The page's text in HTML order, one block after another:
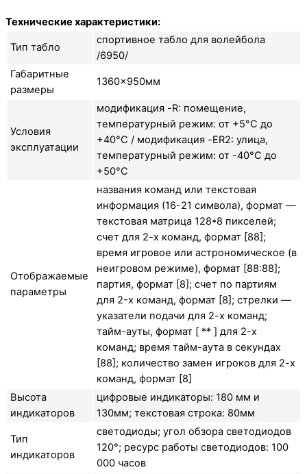
Технические характеристики:
Тип табло
спортивное табло для волейбола
/6950/
Габаритные
размеры
1360×950мм
Условия
эксплуатации
модификация -R: помещение,
температурный режим: от +5°C до
+40°C / модификация -ER2: улица,
температурный режим: от -40°C до
+50°C
Отображаемые
параметры
названия команд или текстовая
информация (16-21 символа), формат —
текстовая матрица 128*8 пикселей;
счет для 2-х команд, формат [88];
время игровое или астрономическое (в
неигровом режиме), формат [88:88];
партия, формат [8]; счет по партиям
для 2-x команд, формат [8]; стрелки —
указатели подачи для 2-х команд;
тайм-ауты, формат [ ** ] для 2-х
команд; время тайм-аута в секундах
[88]; количество замен игроков для 2-х
команд, формат [8]
Высота
индикаторов
цифровые индикаторы: 180 мм и
130мм; текстовая строка: 80мм
Тип
индикаторов
светодиоды; угол обзора светодиодов
120°; ресурс работы светодиодов: 100
000 часов